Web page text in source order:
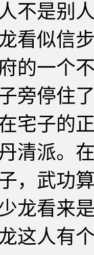
不是别
似信步
的一个
旁停住
宅子的
派。在
，武功
龙看来
人有个